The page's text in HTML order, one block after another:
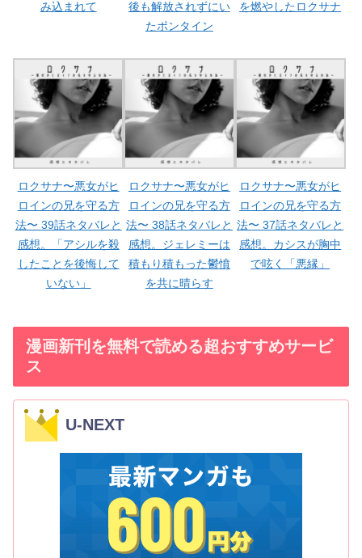
み込まれて
後も解放されずにい
たポンタイン
を燃やしたロクサナ
ロクサナ〜悪女がヒ
ロインの兄を守る方
法〜 39話ネタバレと
感想。「アシルを殺
したことを後悔して
いない」
ロクサナ〜悪女がヒ
ロインの兄を守る方
法〜 38話ネタバレと
感想。ジェレミーは
積もり積もった鬱憤
を共に晴らす
ロクサナ〜悪女がヒ
ロインの兄を守る方
法〜 37話ネタバレと
感想。カシスが胸中
で呟く「悪縁」
漫画新刊を無料で読める超おすすめサービ
ス
U-NEXT